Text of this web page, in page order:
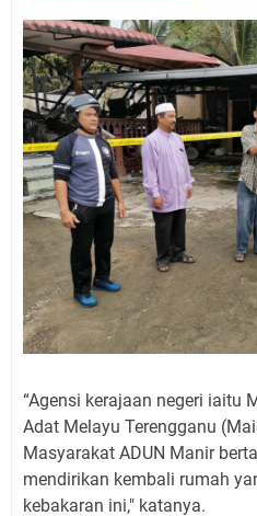
“Agensi kerajaan negeri iaitu
Adat Melayu Terengganu
Masyarakat ADUN Manir
mendirikan kembali rumah
kebakaran ini," katanya.